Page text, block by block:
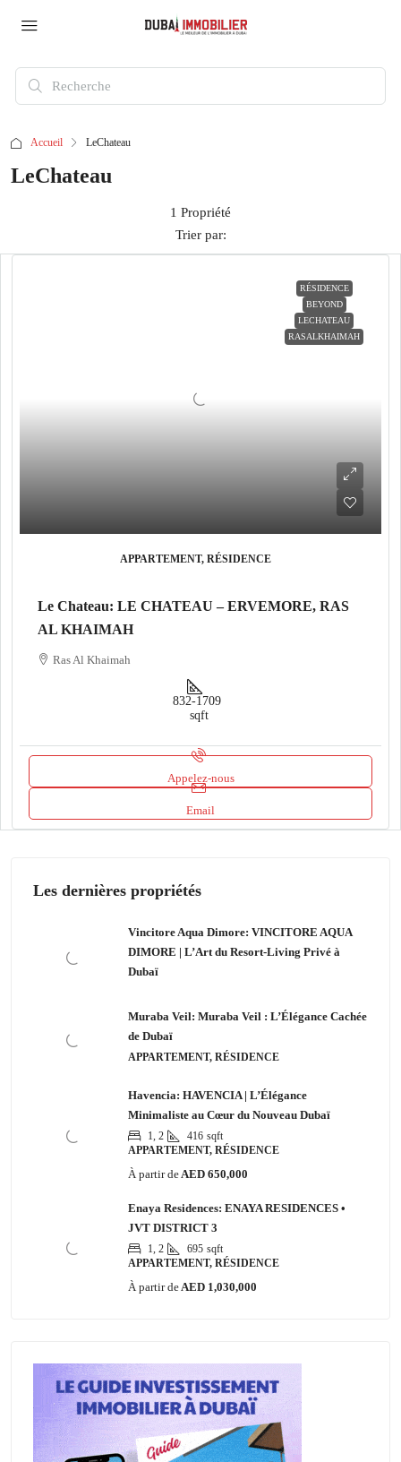
Accueil LeChateau
LeChateau
1 Propriété
Trier par:
RÉSIDENCE
BEYOND
LECHATEAU
RASALKHAIMAH
APPARTEMENT, RÉSIDENCE
Le Chateau: LE CHATEAU – ERVEMORE, RAS
AL KHAIMAH
Ras Al Khaimah
832-1709
sqft
Appelez-nous
Email
Les dernières propriétés
Vincitore Aqua Dimore: VINCITORE AQUA
DIMORE | L’Art du Resort-Living Privé à
Dubaï
Muraba Veil: Muraba Veil : L’Élégance Cachée
de Dubaï
APPARTEMENT, RÉSIDENCE
Havencia: HAVENCIA | L’Élégance
Minimaliste au Cœur du Nouveau Dubaï
1, 2 416 sqft
APPARTEMENT, RÉSIDENCE
À partir deAED 650,000
Enaya Residences: ENAYA RESIDENCES •
JVT DISTRICT 3
1, 2 695 sqft
APPARTEMENT, RÉSIDENCE
À partir deAED 1,030,000